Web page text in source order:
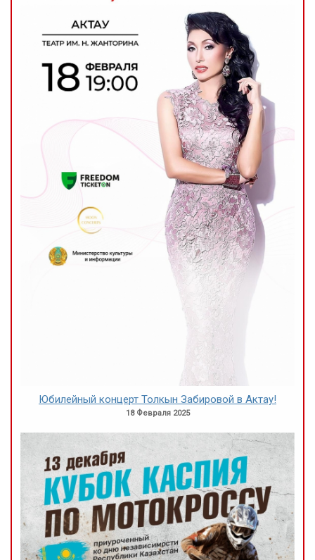
Юбилейный концерт Толкын Забировой в Актау!
18 Февраля 2025